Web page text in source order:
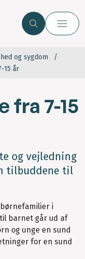
og sygdom
15 år
fra 7-15
og vejledning
tilbuddene til
i
barnet går ud af
og unge en sund
for en sund